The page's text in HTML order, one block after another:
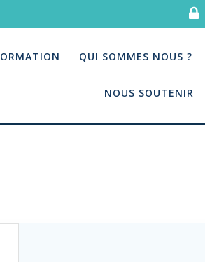
QUI SOMMES NOUS ?
NOUS SOUTENIR